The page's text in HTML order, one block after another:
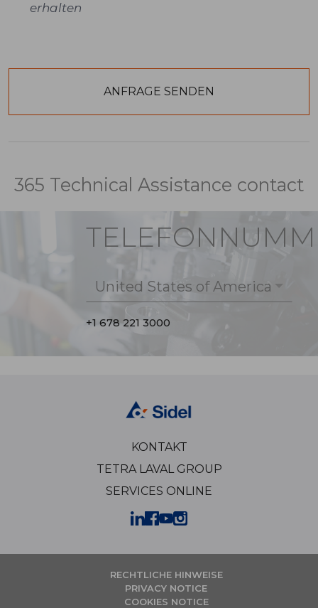
erhalten
365 Technical Assistance contact
United States of America
+1 678 221 3000
KONTAKT
TETRA LAVAL GROUP
SERVICES ONLINE
RECHTLICHE HINWEISE
PRIVACY NOTICE
COOKIES NOTICE